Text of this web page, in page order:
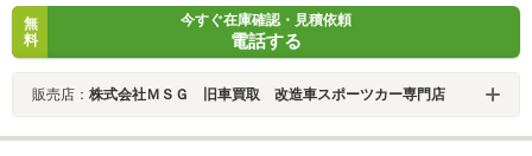
無
料
今すぐ在庫確認・見積依頼
電話する
販売店： 株式会社ＭＳＧ 旧車買取 改造車スポーツカー専門店